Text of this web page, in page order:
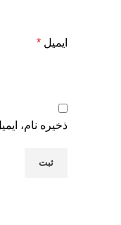
ایمیل *
ذخیره نام،